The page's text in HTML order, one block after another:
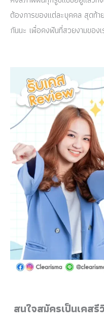
ต้องการของแต่ละบุคคล สุดท้า
กันนะ เพื่อคงฟันที่สวยงามของเ
สนใจสมัครเป็นเคส